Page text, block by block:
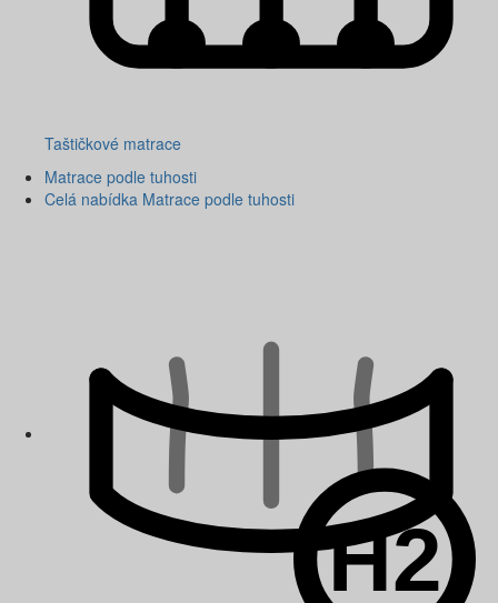
Taštičkové matrace
Matrace podle tuhosti
Celá nabídka Matrace podle tuhosti